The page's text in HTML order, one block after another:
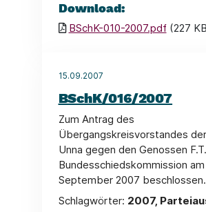
Download:
BSchK-010-2007.pdf(227
15.09.2007
BSchK/016/2007
Zum Antrag des
Übergangskreisvorstandes
Unna gegen den Genossen
Bundesschiedskommission am
September 2007 beschlossen.
Schlagwörter: 2007,